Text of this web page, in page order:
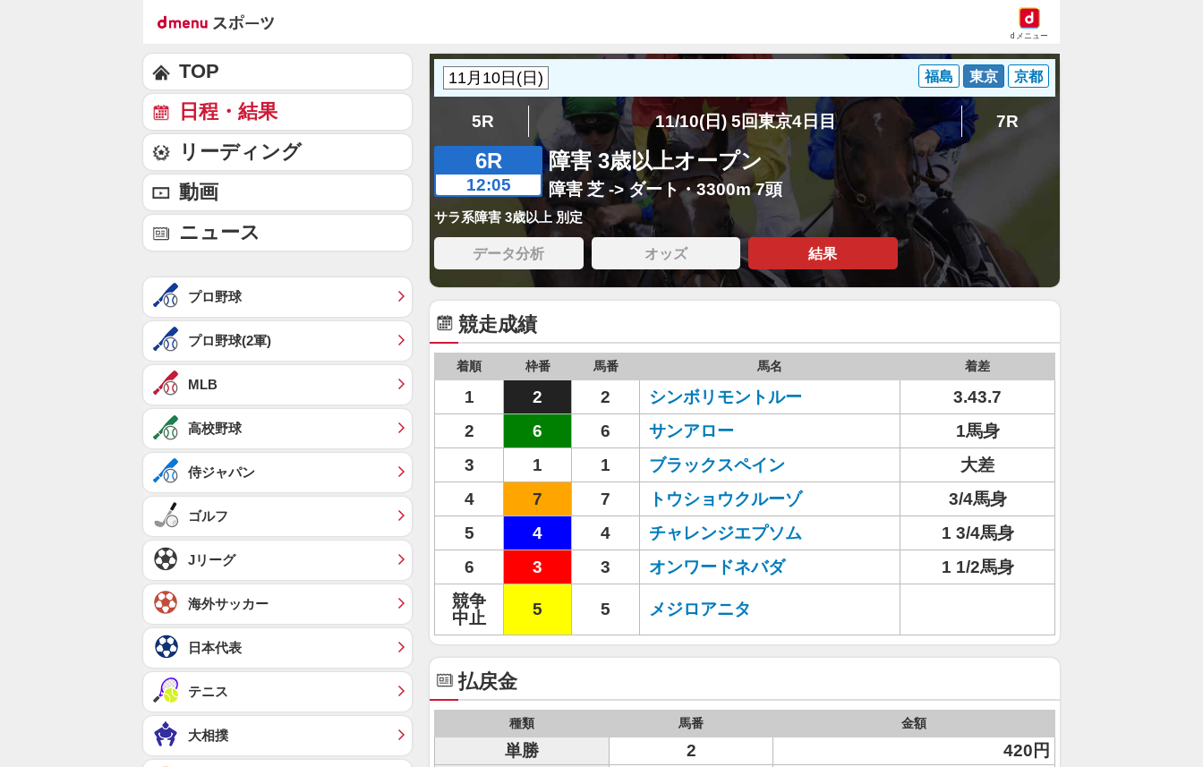
dメニュー
福島 東京 京都
5R 11/10(日) 5回東京4日目 7R
6R
12:05
障害 3歳以上オープン
障害 芝 -> ダート・3300m 7頭
サラ系障害 3歳以上 別定
データ分析 オッズ 結果
競走成績
着順 枠番 馬番 馬名 着差
1 2 2 シンボリモントルー
3.43.7
2
6 6 サンアロー
1馬身
3
1 1 ブラックスペイン
大差
4
7 7 トウショウクルーゾ
3/4馬身
5
4 4 チャレンジエプソム
1 3/4馬身
6
3 3 オンワードネバダ
1 1/2馬身
競争
中止
5 5 メジロアニタ
払戻金
種類 馬番 金額
単勝 2 420円
TOP
日程・結果
リーディング
動画
ニュース
プロ野球
プロ野球(2軍)
MLB
高校野球
侍ジャパン
ゴルフ
Jリーグ
海外サッカー
日本代表
テニス
大相撲